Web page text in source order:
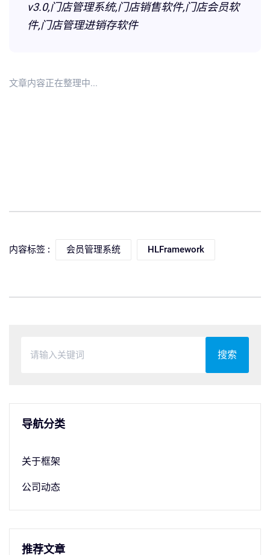
v3.0,门店管理系统,门店销售软件,门店会员软
件,门店管理进销存软件
文章内容正在整理中...
内容标签 : 会员管理系统 HLFramework
搜索
导航分类
关于框架
公司动态
推荐文章